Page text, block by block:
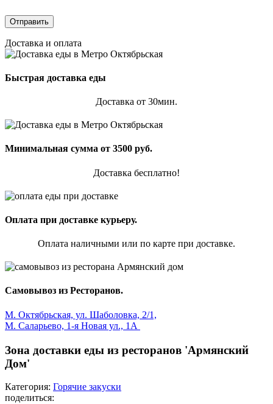
Доставка и оплата
Быстрая доставка еды
Доставка от 30мин.
Минимальная сумма от 3500 руб.
Доставка бесплатно!
Оплата при доставке курьеру.
Оплата наличными или по карте при доставке.
Самовывоз из Ресторанов.
М. Октябрьская, ул. Шаболовка, 2/1,
М. Саларьево, 1-я Новая ул., 1А
Зона доставки еды из ресторанов 'Армянский
Дом'
Категория: Горячие закуски
поделиться: